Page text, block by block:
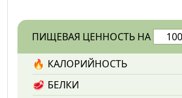
ПИЩЕВАЯ ЦЕННОСТЬ НА
🔥 КАЛОРИЙНОСТЬ
🥩 БЕЛКИ